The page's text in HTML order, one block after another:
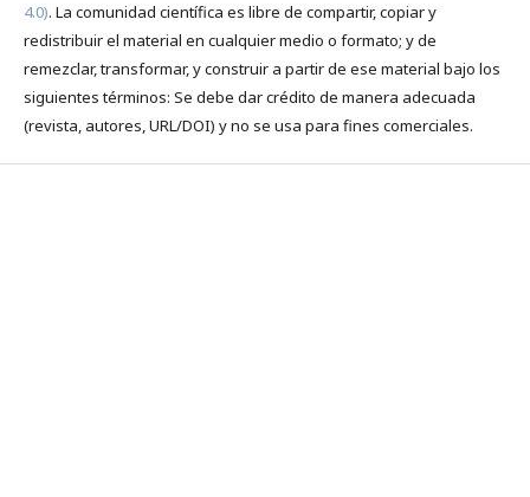
4.0). La comunidad científica es libre de compartir, copiar y
redistribuir el material en cualquier medio o formato; y de
remezclar, transformar, y construir a partir de ese material bajo los
siguientes términos: Se debe dar crédito de manera adecuada
(revista, autores, URL/DOI) y no se usa para fines comerciales.